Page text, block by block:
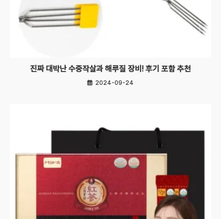
진짜 대박난 수중작살과 해루질 장비! 후기 포함 추천
2024-09-24